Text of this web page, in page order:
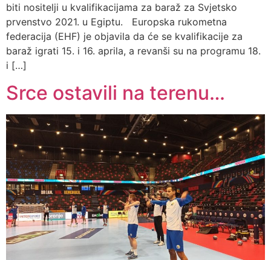
biti nositelji u kvalifikacijama za baraž za Svjetsko
prvenstvo 2021. u Egiptu. Europska rukometna
federacija (EHF) je objavila da će se kvalifikacije za
baraž igrati 15. i 16. aprila, a revanši su na programu 18.
i […]
Srce ostavili na terenu…